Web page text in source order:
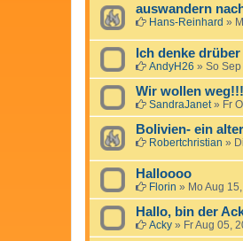
auswandern
Hans-Reinhard »
Ich denke
AndyH26 » So
Wir wollen weg!!!
SandraJanet» Fr
Bolivien- ein
Robertchristian »
Halloooo
Florin » Mo Aug
Hallo, bin der
Acky » Fr Aug 05,